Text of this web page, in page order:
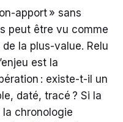
apport » sans
peut être vu comme
la plus-value. Relu
est la
: existe-t-il un
daté, tracé ? Si la
chronologie